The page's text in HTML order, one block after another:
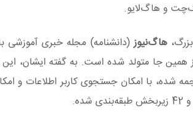
و هاگ‌لایو.
هاگ‌نیوز(دانشنامه) مجله خبری
جا متولد شده است. به گفته ایشان،
شده، با امکان جستجوی کاربر اطلاعات و